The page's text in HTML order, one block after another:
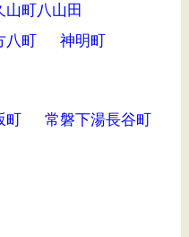
山町八山田
八町 神明町
町
常磐下湯長谷町